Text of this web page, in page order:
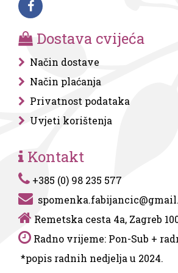
Dostava cvijeća
Način dostave
Način plaćanja
Privatnost podataka
Uvjeti korištenja
Kontakt
+385 (0) 98 235 577
Remetska cesta 4a, Zagreb
Radno vrijeme: Pon-Sub +
*popis radnih nedjelja u 2024.